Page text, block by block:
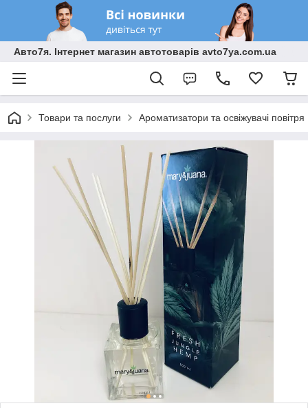
Авто7я. Інтернет магазин автотоварів avto7ya.com.ua
Товари та послуги Ароматизатори та освіжувачі повітря